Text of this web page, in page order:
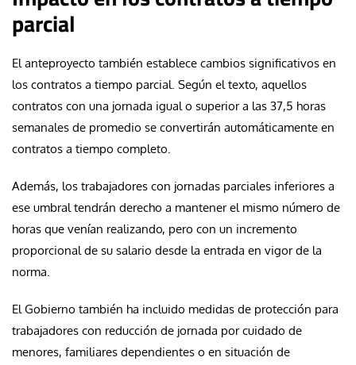
parcial
El anteproyecto también establece cambios significativos en
los contratos a tiempo parcial. Según el texto, aquellos
contratos con una jornada igual o superior a las 37,5 horas
semanales de promedio se convertirán automáticamente en
contratos a tiempo completo.
Además, los trabajadores con jornadas parciales inferiores a
ese umbral tendrán derecho a mantener el mismo número de
horas que venían realizando, pero con un incremento
proporcional de su salario desde la entrada en vigor de la
norma.
El Gobierno también ha incluido medidas de protección para
trabajadores con reducción de jornada por cuidado de
menores, familiares dependientes o en situación de